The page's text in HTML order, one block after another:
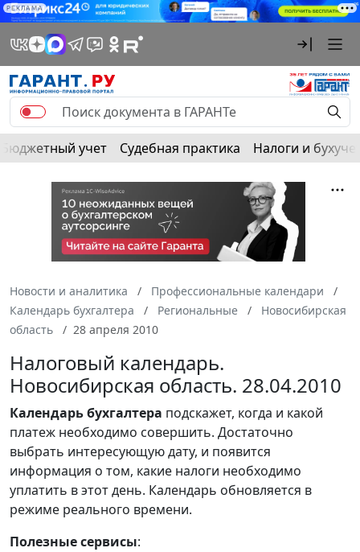
РЕКЛАМА
Бюджетный учет Судебная практика Налоги и
Новости и аналитика
Профессиональные календари
Календарь бухгалтера
Региональные
Новосибирская
область
28 апреля 2010
Налоговый календарь.
Новосибирская область. 28.04.2010
Календарьбухгалтера подскажет, когда и какой
платеж необходимо совершить. Достаточно
выбрать интересующую дату, и появится
информация о том, какие налоги необходимо
уплатить в этот день. Календарь обновляется в
режиме реального времени.
Полезные сервисы: